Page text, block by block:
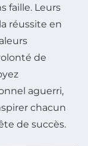
faille. Leurs
réussite en
de
aguerri,
chacun
de succès.